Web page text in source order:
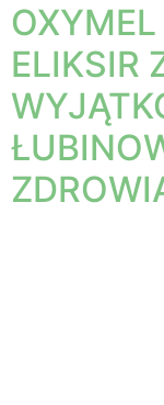
ELIKSIR